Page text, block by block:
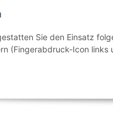
Sie den Einsatz
(Fingerabdruck-Icon links